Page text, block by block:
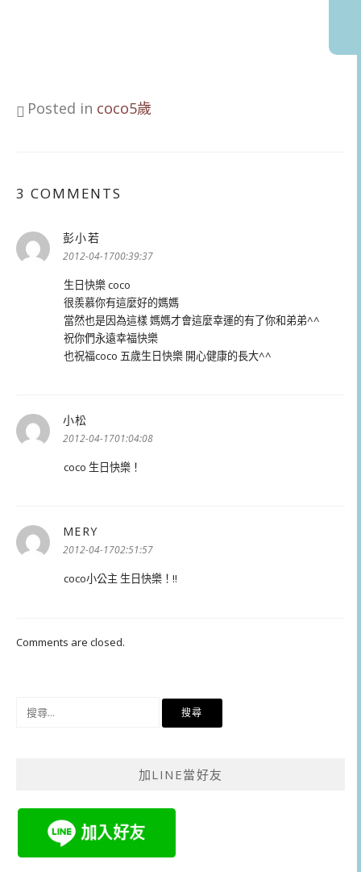
Posted in coco5歲
3 COMMENTS
彭小若
示:
2012-04-1700:39:37
生日快樂 coco
很羨慕你有這麼好的媽媽
當然也是因為這樣 媽媽才會這麼幸運的有了你和弟弟^^
祝你們永遠幸福快樂
也祝福coco 五歲生日快樂 開心健康的長大^^
小松
示:
2012-04-1701:04:08
coco 生日快樂！
MERY
示:
2012-04-1702:51:57
coco小公主 生日快樂！!!
Comments are closed.
加LINE當好友